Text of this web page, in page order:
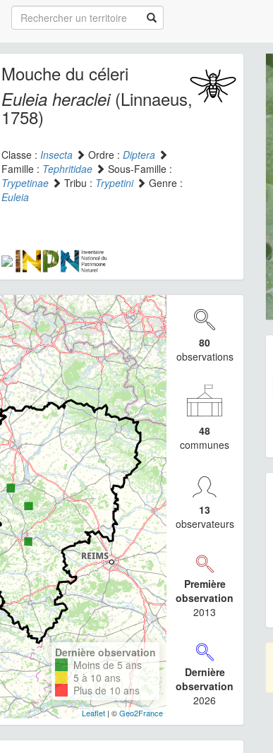
Mouche du céleri
Euleia heraclei(Linnaeus,
1758)
Classe : Insecta Ordre : Diptera
Famille : Tephritidae
Sous-Famille :
Trypetinae
Tribu : Trypetini
Genre :
Euleia
Dernière observation
Moins de 5 ans
5 à 10 ans
Plus de 10 ans
Leaflet| ©Geo2France
80
observations
48
communes
13
observateurs
Première
observation
2013
Dernière
observation
2026